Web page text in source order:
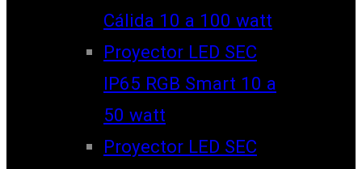
Cálida 10 a 100 watt
Proyector LED SEC
IP65 RGB Smart 10 a
50 watt
Proyector LED SEC